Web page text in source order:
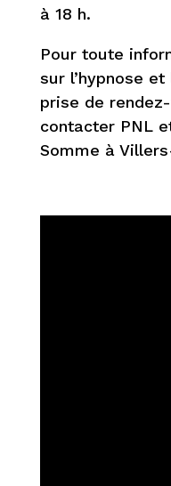
à 18 h.
Pour toute
sur l’hypnose
prise de
contacter PNL
Somme à